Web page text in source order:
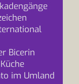
Bicerin
im Umland